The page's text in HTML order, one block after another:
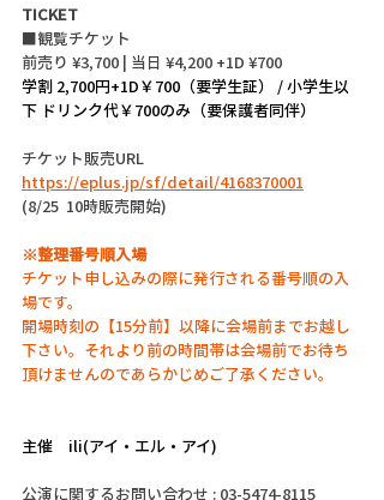
TICKET
■観覧チケット
前売り ¥3,700 | 当日 ¥4,200 +1D ¥700
学割 2,700円+1D￥700（要学生証） / 小学生以
下 ドリンク代￥700のみ（要保護者同伴）
チケット販売URL
https://eplus.jp/sf/detail/4168370001
(8/25  10時販売開始)
※整理番号順入場
チケット申し込みの際に発行される番号順の入
場です。
開場時刻の【15分前】以降に会場前までお越し
下さい。それより前の時間帯は会場前でお待ち
頂けませんのであらかじめご了承ください。
主催　ili(アイ・エル・アイ)
公演に関するお問い合わせ : 03-5474-8115